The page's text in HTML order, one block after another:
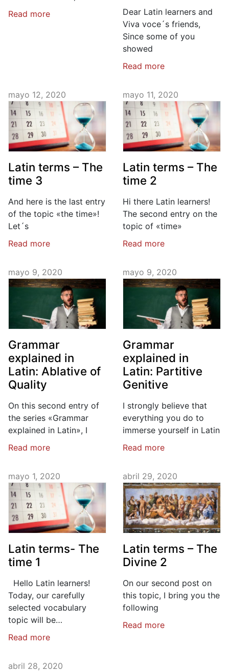
Read more
Dear Latin learners and
Viva voce´s friends,
Since some of you
showed
Read more
mayo 12, 2020
Latin terms – The
time 3
And here is the last entry
of the topic «the time»!
Let´s
Read more
mayo 11, 2020
Latin terms – The
time 2
Hi there Latin learners!
The second entry on the
topic of «time»
Read more
mayo 9, 2020
Grammar
explained in
Latin: Ablative of
Quality
On this second entry of
the series «Grammar
explained in Latin», I
Read more
mayo 9, 2020
Grammar
explained in
Latin: Partitive
Genitive
I strongly believe that
everything you do to
immerse yourself in Latin
Read more
mayo 1, 2020
Latin terms- The
time 1
Hello Latin learners!
Today, our carefully
selected vocabulary
topic will be…
Read more
abril 29, 2020
Latin terms – The
Divine 2
On our second post on
this topic, I bring you the
following
Read more
abril 28, 2020